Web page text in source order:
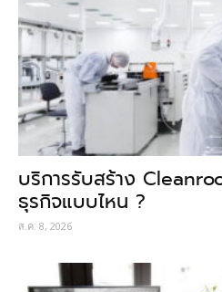
บริการรับสร้าง
ธุรกิจแบบไหน ?
ส.ค. 8, 2026